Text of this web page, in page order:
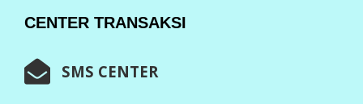
CENTER TRANSAKSI
SMS CENTER